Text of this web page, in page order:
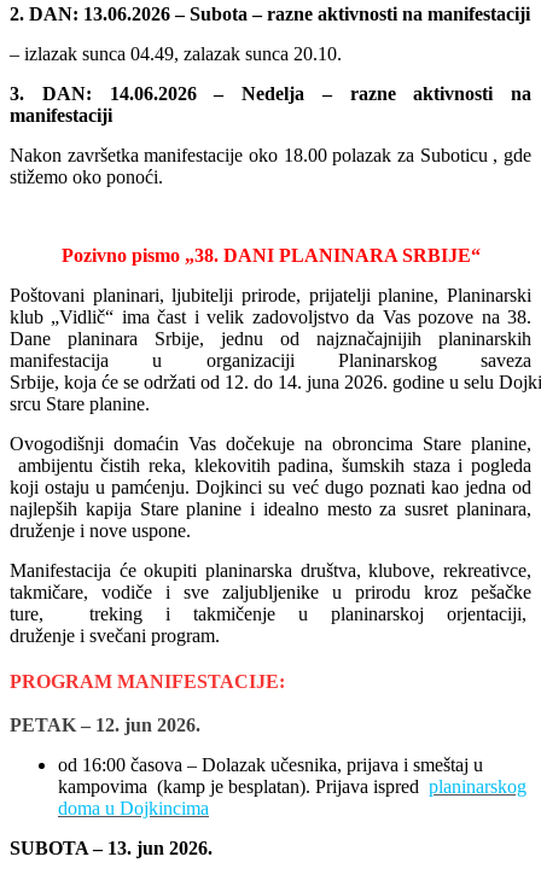
2. DAN: 13.06.2026– Subota –razne aktivnosti na manifestaciji
– izlazak sunca 04.49, zalazak sunca 20.10.
3. DAN: 14.06.2026 – Nedelja – razneaktivnosti na
manifestaciji
Nakon završetka manifestacije oko 18.00 polazak za Suboticu , gde
stižemo oko ponoći.
Pozivno pismo „38. DANI PLANINARA SRBIJE“
Poštovani planinari, ljubitelji prirode, prijatelji planine, Planinarski
klub „Vidlič“ ima čast i velik zadovoljstvo da Vas pozove na 38.
Dane planinara Srbije, jednu od najznačajnijih planinarskih
manifestacija u organizaciji Planinarskog saveza
Srbije, koja će se održati od 12. do 14. juna 2026. godine u selu
srcu Stare planine.
Ovogodišnji domaćin Vas dočekuje na obroncima Stare planine,
ambijentu čistih reka, klekovitih padina, šumskih staza i pogleda
koji ostaju u pamćenju. Dojkinci su već dugo poznati kao jedna od
najlepših kapija Stare planine i idealno mesto za susret planinara,
druženje i nove uspone.
Manifestacija će okupiti planinarska društva, klubove, rekreativce,
takmičare, vodiče i sve zaljubljenike u prirodu kroz pešačke
ture, treking i takmičenje u planinarskoj orjentaciji,
druženje i svečani program.
PROGRAM MANIFESTACIJE:
PETAK – 12. jun 2026.
od 16:00 časova – Dolazak učesnika, prijava i smeštaj u
kampovima (kamp je besplatan). Prijava ispred planinarskog
doma u Dojkincima
SUBOTA – 13. jun 2026.